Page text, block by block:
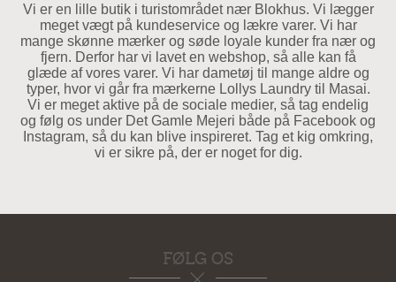
Vi er en lille butik i turistområdet nær Blokhus. Vi lægger
meget vægt på kundeservice og lækre varer. Vi har
mange skønne mærker og søde loyale kunder fra nær og
fjern. Derfor har vi lavet en webshop, så alle kan få
glæde af vores varer. Vi har dametøj til mange aldre og
typer, hvor vi går fra mærkerne Lollys Laundry til Masai.
Vi er meget aktive på de sociale medier, så tag endelig
og følg os under Det Gamle Mejeri både på Facebook og
Instagram, så du kan blive inspireret. Tag et kig omkring,
vi er sikre på, der er noget for dig.
FØLG OS